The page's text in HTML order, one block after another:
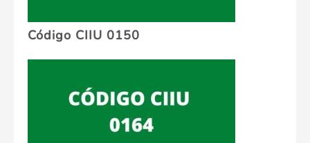
Código CIIU 0150